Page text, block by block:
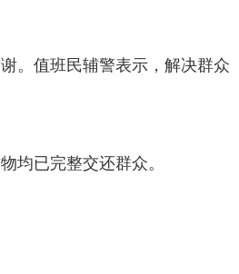
。值班民辅警表示，解决群众
均已完整交还群众。